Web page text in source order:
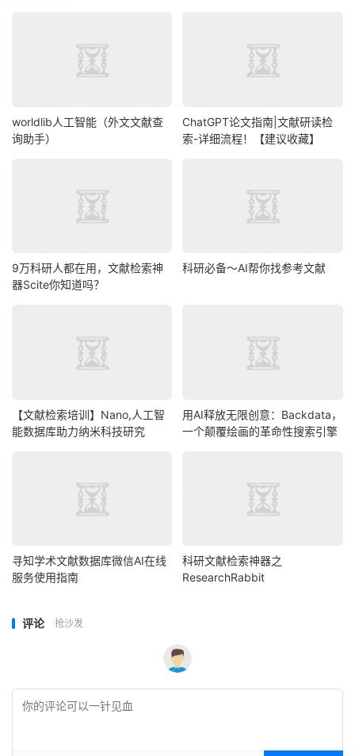
worldlib人工智能（外文文献查
询助手）
ChatGPT论文指南|文献研读检
索-详细流程！【建议收藏】
9万科研人都在用，文献检索神
器Scite你知道吗？
科研必备～AI帮你找参考文献
【文献检索培训】Nano,人工智
能数据库助力纳米科技研究
用AI释放无限创意：Backdata，
一个颠覆绘画的革命性搜索引擎
寻知学术文献数据库微信AI在线
服务使用指南
科研文献检索神器之
ResearchRabbit
评论 抢沙发